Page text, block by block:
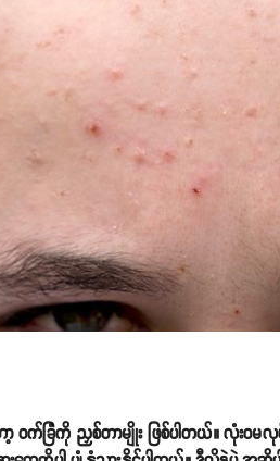
ခြံကို ညှစ်တာမျိုး ဖြစ်ပါတယ်။ လုံးဝမလု